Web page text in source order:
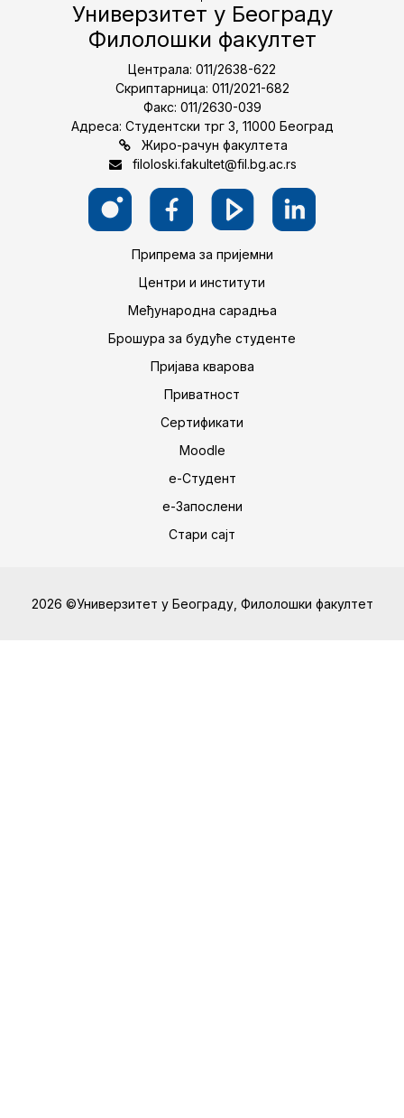
Универзитет у Београду
Филолошки факултет
Централа: 011/2638-622
Скриптарница: 011/2021-682
Факс: 011/2630-039
Адреса: Студентски трг 3, 11000 Београд
Жиро-рачун факултета
filoloski.fakultet@fil.bg.ac.rs
Припрема за пријемни
Центри и институти
Међународна сарадња
Брошура за будуће студенте
Пријава кварова
Приватност
Сертификати
Moodle
е-Студент
е-Запослени
Стари сајт
2026 ©Универзитет у Београду, Филолошки факултет